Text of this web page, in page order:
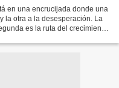
en una encrucijada donde una
la otra a la desesperación. La
es la ruta del crecimiento